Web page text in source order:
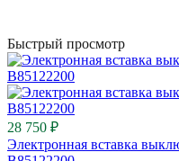
Быстрый просмотр
28 750 ₽
Электронная вставка